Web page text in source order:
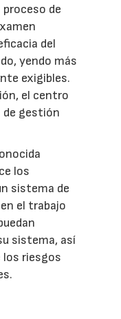
proceso de
del
yendo más
exigibles.
el centro
gestión
los
sistema de
el trabajo
sistema, así
riesgos